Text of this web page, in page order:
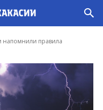
напомнили правила